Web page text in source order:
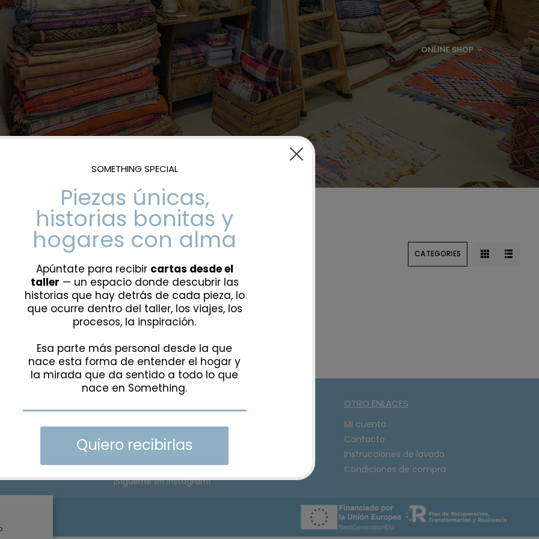
ONLINE SHOP
CATEGORIES
hola@somethingspecial.es
DIRECCIÓN:C/Gudari 15, 48340
Amorebieta, Bizkaia
¡Sígueme en Instagram!
OTRO ENLACES
Mi cuenta
Contacto
Instrucciones de lavado
Condiciones de compra